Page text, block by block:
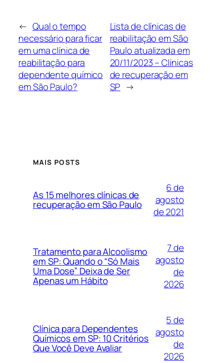
← Qual o tempo
necessário para ficar
em uma clínica de
reabilitação para
dependente químico
em São Paulo?
Lista de clínicas de
reabilitação em São
Paulo atualizada em
20/11/2023 – Clínicas
de recuperação em
SP →
MAIS POSTS
As 15 melhores clínicas de
recuperação em São Paulo
6 de
agosto
de 2021
Tratamento para Alcoolismo
em SP: Quando o “Só Mais
Uma Dose” Deixa de Ser
Apenas um Hábito
7 de
agosto
de
2026
Clínica para Dependentes
Químicos em SP: 10 Critérios
Que Você Deve Avaliar
5 de
agosto
de
2026